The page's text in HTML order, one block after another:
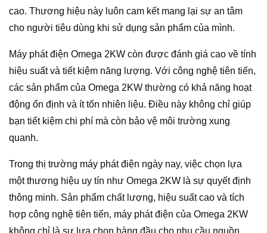
cao. Thương hiệu này luôn cam kết mang lại sự an tâm
cho người tiêu dùng khi sử dụng sản phẩm của mình.
Máy phát điện Omega 2KW còn được đánh giá cao về tính
hiệu suất và tiết kiệm năng lượng. Với công nghệ tiên tiến,
các sản phẩm của Omega 2KW thường có khả năng hoạt
động ổn định và ít tốn nhiên liệu. Điều này không chỉ giúp
bạn tiết kiệm chi phí mà còn bảo vệ môi trường xung
quanh.
Trong thị trường máy phát điện ngày nay, việc chọn lựa
một thương hiệu uy tín như Omega 2KW là sự quyết định
thông minh. Sản phẩm chất lượng, hiệu suất cao và tích
hợp công nghệ tiên tiến, máy phát điện của Omega 2KW
không chỉ là sự lựa chọn hàng đầu cho nhu cầu nguồn